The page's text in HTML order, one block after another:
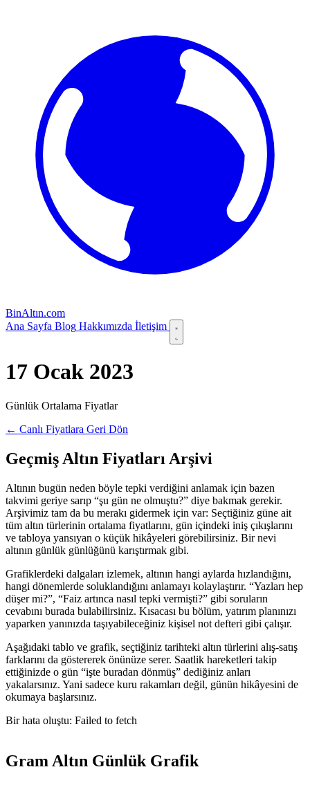
BinAltın.com
Ana Sayfa Blog Hakkımızda İletişim
17 Ocak 2023
Günlük Ortalama Fiyatlar
← Canlı Fiyatlara Geri Dön
Geçmiş Altın Fiyatları Arşivi
Altının bugün neden böyle tepki verdiğini anlamak için bazen
takvimi geriye sarıp “şu gün ne olmuştu?” diye bakmak gerekir.
Arşivimiz tam da bu merakı gidermek için var: Seçtiğiniz güne ait
tüm altın türlerinin ortalama fiyatlarını, gün içindeki iniş çıkışlarını
ve tabloya yansıyan o küçük hikâyeleri görebilirsiniz. Bir nevi
altının günlük günlüğünü karıştırmak gibi.
Grafiklerdeki dalgaları izlemek, altının hangi aylarda hızlandığını,
hangi dönemlerde soluklandığını anlamayı kolaylaştırır. “Yazları hep
düşer mi?”, “Faiz artınca nasıl tepki vermişti?” gibi soruların
cevabını burada bulabilirsiniz. Kısacası bu bölüm, yatırım planınızı
yaparken yanınızda taşıyabileceğiniz kişisel not defteri gibi çalışır.
Aşağıdaki tablo ve grafik, seçtiğiniz tarihteki altın türlerini alış-satış
farklarını da göstererek önünüze serer. Saatlik hareketleri takip
ettiğinizde o gün “işte buradan dönmüş” dediğiniz anları
yakalarsınız. Yani sadece kuru rakamları değil, günün hikâyesini de
okumaya başlarsınız.
Bir hata oluştu: Failed to fetch
Gram Altın Günlük Grafik